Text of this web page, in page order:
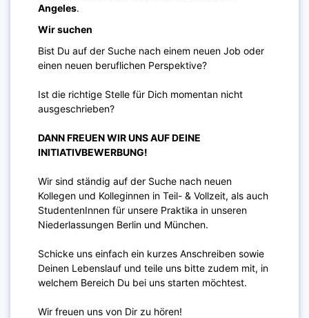
Angeles.
Wir suchen
Bist Du auf der Suche nach einem neuen Job oder
einen neuen beruflichen Perspektive?
Ist die richtige Stelle für Dich momentan nicht
ausgeschrieben?
DANN FREUEN WIR UNS AUF DEINE
INITIATIVBEWERBUNG!
Wir sind ständig auf der Suche nach neuen
Kollegen und Kolleginnen in Teil- & Vollzeit, als auch
StudentenInnen für unsere Praktika in unseren
Niederlassungen Berlin und München.
Schicke uns einfach ein kurzes Anschreiben sowie
Deinen Lebenslauf und teile uns bitte zudem mit, in
welchem Bereich Du bei uns starten möchtest.
Wir freuen uns von Dir zu hören!